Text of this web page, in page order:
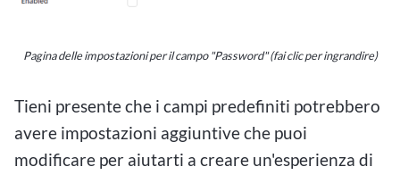
Pagina delle impostazioni per il campo "Password" (fai clic per ingrandire)
Tieni presente che i campi predefiniti potrebbero
avere impostazioni aggiuntive che puoi
modificare per aiutarti a creare un'esperienza di